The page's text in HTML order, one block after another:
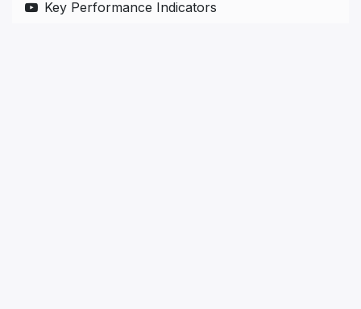
Key Performance Indicators